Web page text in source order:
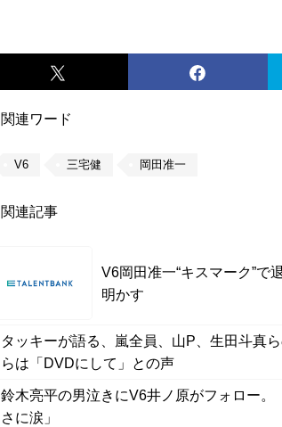
関連ワード
V6 三宅健 岡田准一
関連記事
V6岡田准一“キスマーク”で
明かす
タッキーが語る、嵐全員、山P、生田斗真
らは「DVDにして」との声
鈴木亮平の男泣きにV6井ノ原がフォロー
さに涙」